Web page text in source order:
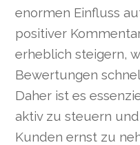
enormen Einfluss
positiver
erheblich steigern,
Bewertungen
Daher ist es
aktiv zu steuern
Kunden ernst zu